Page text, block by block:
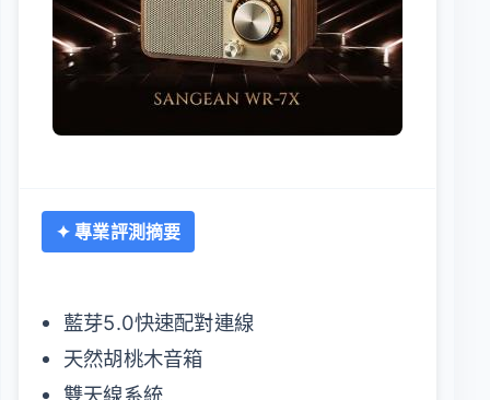
✦ 專業評測摘要
藍芽5.0快速配對連線
天然胡桃木音箱
雙天線系統